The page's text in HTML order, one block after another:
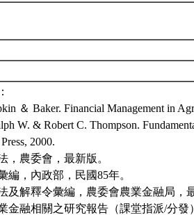
＆ Baker. Financial Management in
W. & Robert C. Thompson.
2000.
，農委會，最新版。
編，內政部，民國85年。
及解釋令彙編，農委會農業金融局，
金融相關之研究報告（課堂指派/分發